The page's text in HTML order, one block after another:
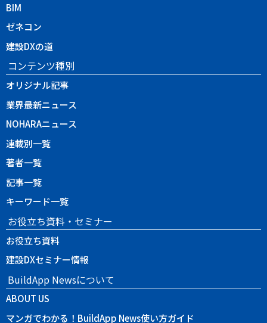
BIM
ゼネコン
建設DXの道
コンテンツ種別
オリジナル記事
業界最新ニュース
NOHARAニュース
連載別一覧
著者一覧
記事一覧
キーワード一覧
お役立ち資料・セミナー
お役立ち資料
建設DXセミナー情報
BuildApp Newsについて
ABOUT US
マンガでわかる！BuildApp News使い方ガイド